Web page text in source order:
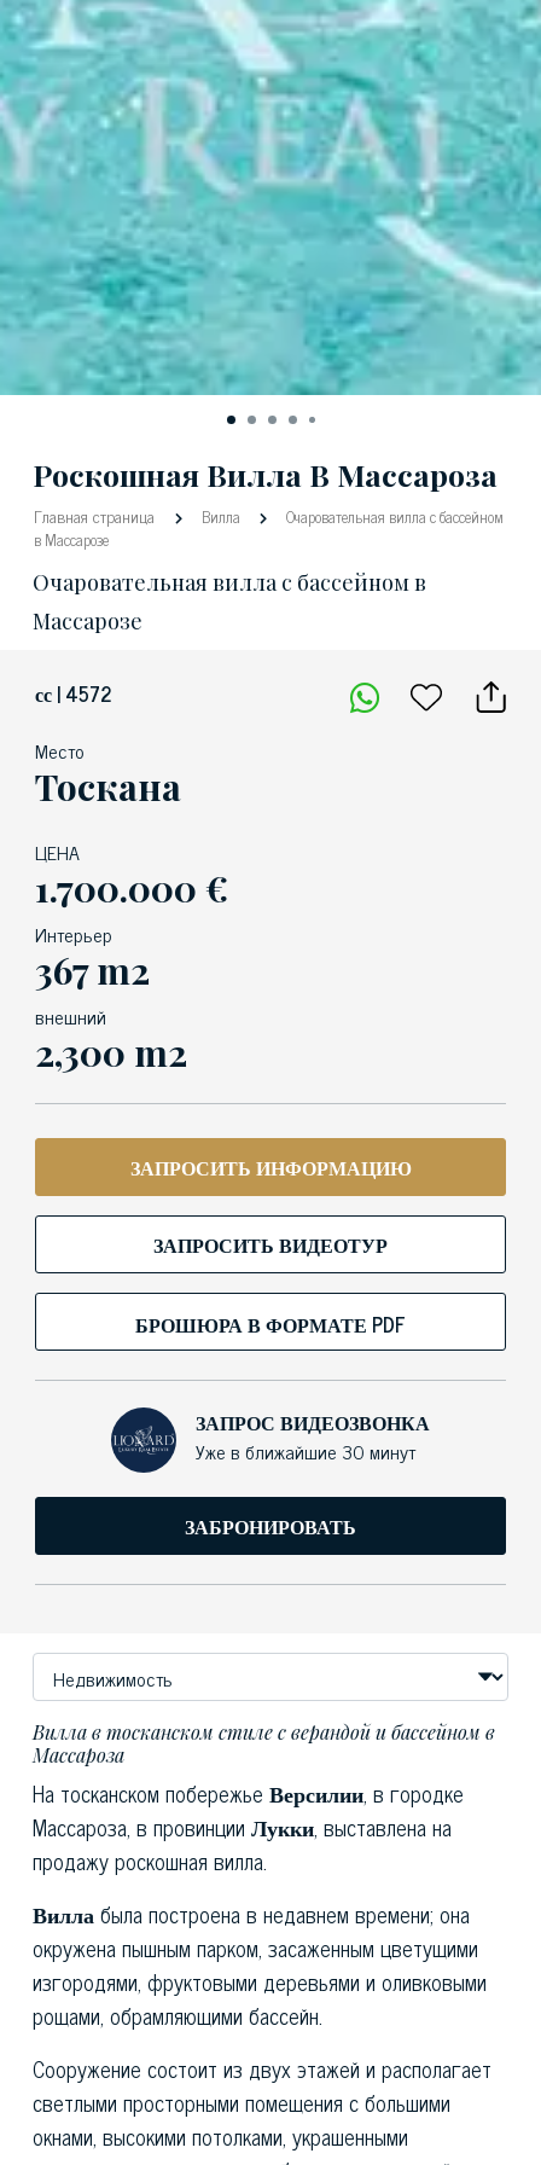
Роскошная Вилла В Массароза
Главная страница Вилла
Очаровательная вилла с бассейном
в Массарозе
Очаровательная вилла с бассейном в
Массарозе
сс | 4572
Место
Тоскана
ЦЕНА
1.700.000 €
Интерьер
367 m2
внешний
2,300 m2
ЗАПРОСИТЬ ИНФОРМАЦИЮ
ЗАПРОСИТЬ ВИДЕОТУР
БРОШЮРА В ФОРМАТЕ PDF
ЗАПРОС ВИДЕОЗВОНКА
Уже в ближайшие 30 минут
ЗАБРОНИРОВАТЬ
Вилла в тосканском стиле с верандой и бассейном в
Массароза
На тосканском побережье Версилии, в городке
Массароза, в провинции Лукки, выставлена на
продажу роскошная вилла.
Виллабыла построена в недавнем времени; она
окружена пышным парком, засаженным цветущими
изгородями, фруктовыми деревьями и оливковыми
рощами, обрамляющими бассейн.
Сооружение состоит из двух этажей и располагает
светлыми просторными помещения с большими
окнами, высокими потолками, украшенными